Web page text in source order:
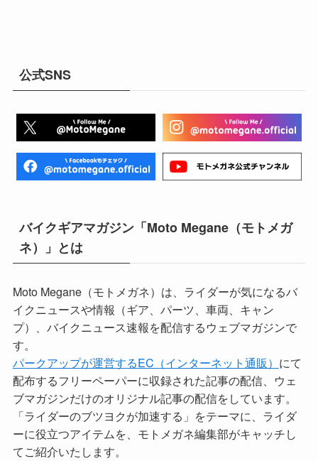
公式SNS
バイクギアマガジン「Moto Megane（モトメガ
ネ）」とは
Moto Megane（モトメガネ）は、ライダーが気になるバ
イクニュースや情報（ギア、パーツ、車両、キャン
プ）、バイクニュース速報を配信するウェブマガジンで
す。
パークアップが運営するEC（インターネット通販） にて
配布するフリーペーパーに収録された記事の配信、ウェ
ブマガジンだけのオリジナル記事の配信をしています。
「ライダーのブツヨクが加速する」をテーマに、ライダ
ーに役立つアイテムを、モトメガネ編集部がキャッチし
てご紹介いたします。